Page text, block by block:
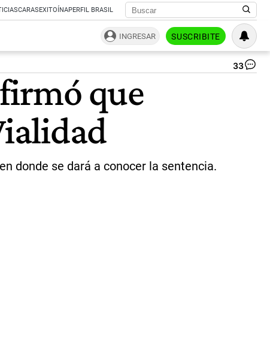
CARASEXITOÍNAPERFIL BRASIL
INGRESAR SUSCRIBITE
33
que
donde se dará a conocer la sentencia.